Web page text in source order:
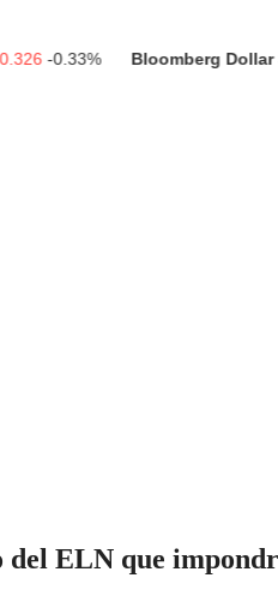
Bloomberg Dollar Spot
ELN que